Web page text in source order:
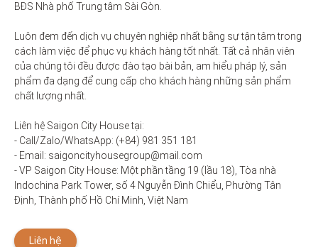
BĐS Nhà phố Trung tâm Sài Gòn.
Luôn đem đến dịch vụ chuyên nghiệp nhất bằng sự tận tâm trong
cách làm việc để phục vụ khách hàng tốt nhất. Tất cả nhân viên
của chúng tôi đều được đào tạo bài bản, am hiểu pháp lý, sản
phẩm đa dạng để cung cấp cho khách hàng những sản phẩm
chất lượng nhất.
Liên hệ Saigon City House tại:
- Call/Zalo/WhatsApp: (+84) 981 351 181
- Email: saigoncityhousegroup@mail.com
- VP Saigon City House: Một phần tầng 19 (lầu 18), Tòa nhà
Indochina Park Tower, số 4 Nguyễn Đình Chiểu, Phường Tân
Định, Thành phố Hồ Chí Minh, Việt Nam
Liên hệ